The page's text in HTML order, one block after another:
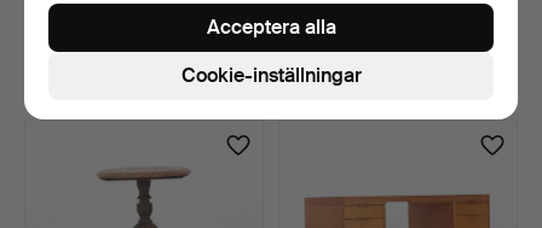
Värdering
9 dagar
Värdering
85 USD
Cookie-inställningar
Acceptera alla